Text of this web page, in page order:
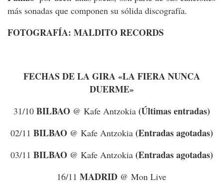
más sonadas que componen su sólida discografía.
FOTOGRAFÍA: MALDITO RECORDS
FECHAS DE LA GIRA «LA FIERA NUNCA
DUERME»
31/10 BILBAO@ Kafe Antzokia (Últimas entradas)
02/11 BILBAO@ Kafe Antzokia (Entradas agotadas)
03/11 BILBAO@ Kafe Antzokia (Entradas agotadas)
16/11 MADRID @ Mon Live